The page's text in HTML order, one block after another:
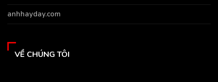
anhhayday.com
VỀ CHÚNG TÔI